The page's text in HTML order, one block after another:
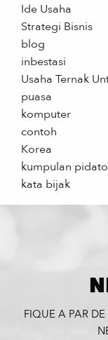
Ide Usaha
Strategi Bisnis
blog
inbestasi
Usaha Ternak
puasa
komputer
contoh
Korea
kumpulan
kata bijak
FIQUE A PAR